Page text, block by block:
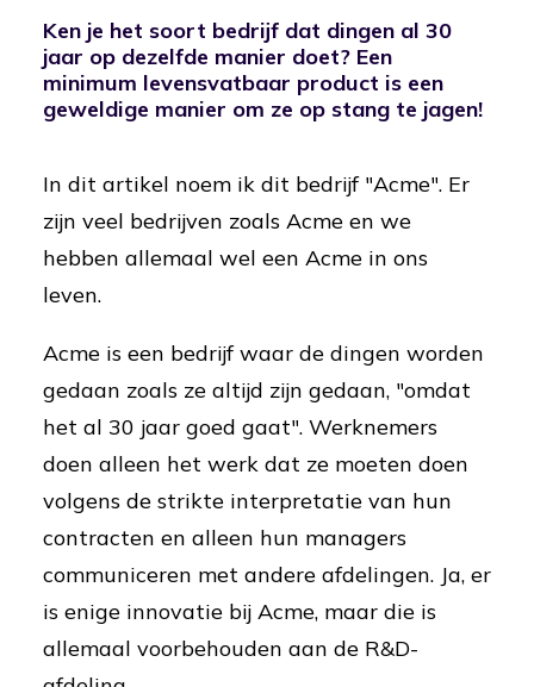
Ken je het soort bedrijf dat dingen al 30
jaar op dezelfde manier doet? Een
minimum levensvatbaar product is een
geweldige manier om ze op stang te jagen!
In dit artikel noem ik dit bedrijf "Acme". Er
zijn veel bedrijven zoals Acme en we
hebben allemaal wel een Acme in ons
leven.
Acme is een bedrijf waar de dingen worden
gedaan zoals ze altijd zijn gedaan, "omdat
het al 30 jaar goed gaat". Werknemers
doen alleen het werk dat ze moeten doen
volgens de strikte interpretatie van hun
contracten en alleen hun managers
communiceren met andere afdelingen. Ja, er
is enige innovatie bij Acme, maar die is
allemaal voorbehouden aan de R&D-